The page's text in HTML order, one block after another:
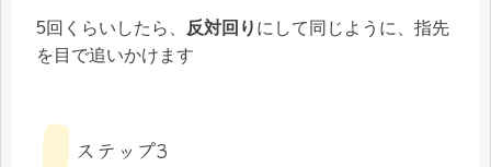
5回くらいしたら、 反対回り にして同じように、指先
を目で追いかけます
ステップ3